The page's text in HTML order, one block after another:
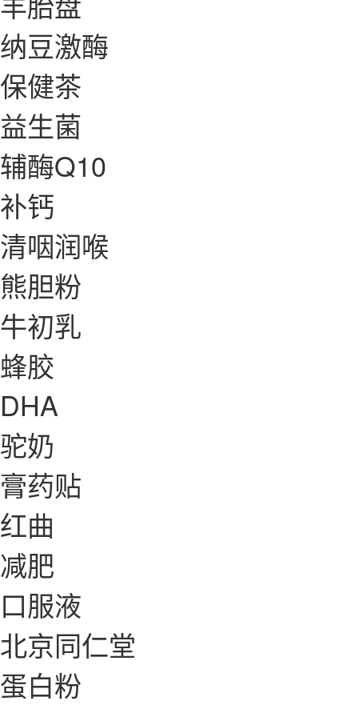
纳豆激酶
保健茶
益生菌
辅酶Q10
补钙
清咽润喉
熊胆粉
牛初乳
蜂胶
DHA
驼奶
膏药贴
红曲
减肥
口服液
北京同仁堂
蛋白粉